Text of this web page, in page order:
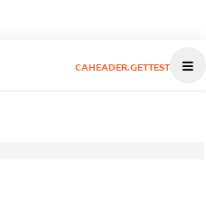
CAHEADER.GETTEST